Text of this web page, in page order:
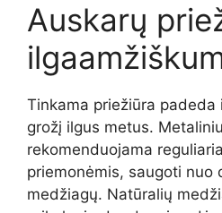
Auskarų
Tinkama priežiūra padeda
grožį ilgus metus.
rekomenduojama
priemonėmis, saugoti nuo
medžiagų. Natūralių